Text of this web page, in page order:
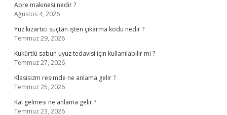
Apre makinesi nedir ?
Ağustos 4, 2026
Yüz kızartıcı suçtan işten çıkarma kodu nedir ?
Temmuz 29, 2026
Kükürtlü sabun uyuz tedavisi için kullanılabilir mi ?
Temmuz 27, 2026
Klasisizm resimde ne anlama gelir ?
Temmuz 25, 2026
Kal gelmesi ne anlama gelir ?
Temmuz 23, 2026